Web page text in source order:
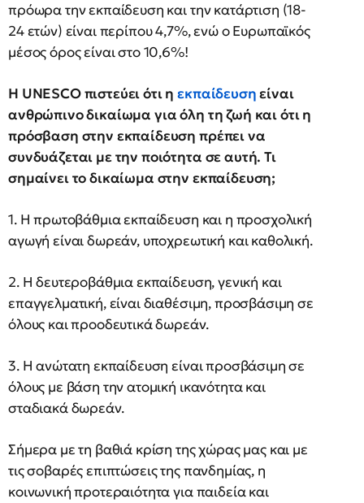
πρόωρα την εκπαίδευση και την κατάρτιση (18-
24 ετών) είναι περίπου 4,7%, ενώ ο Ευρωπαϊκός
μέσος όρος είναι στο 10,6%!
Η UNESCO πιστεύει ότι ηεκπαίδευσηείναι
ανθρώπινο δικαίωμα για όλη τη ζωή και ότι η
πρόσβαση στην εκπαίδευση πρέπει να
συνδυάζεται με την ποιότητα σε αυτή. Τι
σημαίνει το δικαίωμα στην εκπαίδευση;
1. Η πρωτοβάθμια εκπαίδευση και η προσχολική
αγωγή είναι δωρεάν, υποχρεωτική και καθολική.
2. Η δευτεροβάθμια εκπαίδευση, γενική και
επαγγελματική, είναι διαθέσιμη, προσβάσιμη σε
όλους και προοδευτικά δωρεάν.
3. Η ανώτατη εκπαίδευση είναι προσβάσιμη σε
όλους με βάση την ατομική ικανότητα και
σταδιακά δωρεάν.
Σήμερα με τη βαθιά κρίση της χώρας μας και με
τις σοβαρές επιπτώσεις της πανδημίας, η
κοινωνική προτεραιότητα για παιδεία και